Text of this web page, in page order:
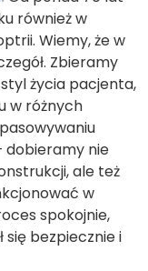
również w
Wiemy, że w
Zbieramy
życia pacjenta,
w różnych
dobieramy nie
ale też
w
spokojnie,
się bezpiecznie i